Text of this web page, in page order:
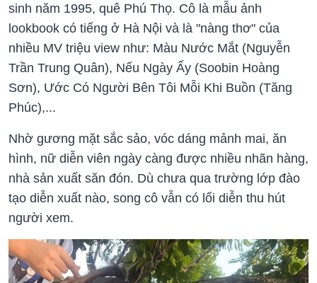
sinh năm 1995, quê Phú Thọ. Cô là mẫu ảnh
lookbook có tiếng ở Hà Nội và là "nàng thơ" của
nhiều MV triệu view như: Màu Nước Mắt (Nguyễn
Trần Trung Quân), Nếu Ngày Ấy (Soobin Hoàng
Sơn), Ước Có Người Bên Tôi Mỗi Khi Buồn (Tăng
Phúc),...
Nhờ gương mặt sắc sảo, vóc dáng mảnh mai, ăn
hình, nữ diễn viên ngày càng được nhiều nhãn hàng,
nhà sản xuất săn đón. Dù chưa qua trường lớp đào
tạo diễn xuất nào, song cô vẫn có lối diễn thu hút
người xem.